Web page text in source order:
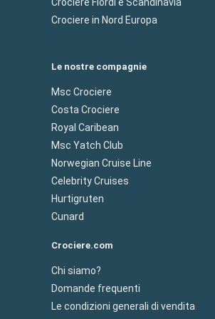
Crociere in Nord Europa
Le nostre compagnie
Msc Crociere
Costa Crociere
Royal Caribean
Msc Yatch Club
Norwegian Cruise Line
Celebrity Cruises
Hurtigruten
Cunard
Crociere.com
Chi siamo?
Domande frequenti
Le condizioni generali di vendita